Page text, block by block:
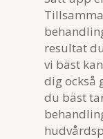
resultat
vi bäst
dig också
du bäst